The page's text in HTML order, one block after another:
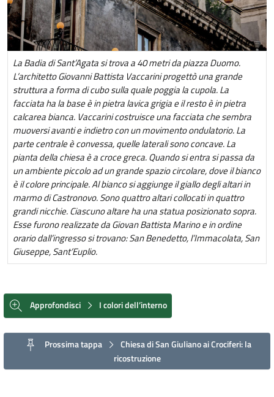
La Badia di Sant’Agata si trova a 40 metri da piazza Duomo.
L’architetto Giovanni Battista Vaccarini progettò una grande
struttura a forma di cubo sulla quale poggia la cupola. La
facciata ha la base è in pietra lavica grigia e il resto è in pietra
calcarea bianca. Vaccarini costruisce una facciata che sembra
muoversi avanti e indietro con un movimento ondulatorio. La
parte centrale è convessa, quelle laterali sono concave. La
pianta della chiesa è a croce greca. Quando si entra si passa da
un ambiente piccolo ad un grande spazio circolare, dove il bianco
è il colore principale. Al bianco si aggiunge il giallo degli altari in
marmo di Castronovo. Sono quattro altari collocati in quattro
grandi nicchie. Ciascuno altare ha una statua posizionato sopra.
Esse furono realizzate da Giovan Battista Marino e in ordine
orario dall’ingresso si trovano: San Benedetto, l’Immacolata, San
Giuseppe, Sant’Euplio.
Approfondisci I colori dell’interno
Prossima tappa
Chiesa di San Giuliano ai Crociferi: la
ricostruzione